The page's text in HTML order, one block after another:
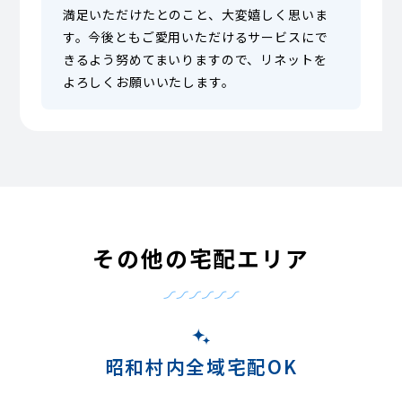
満足いただけたとのこと、大変嬉しく思いま
す。今後ともご愛用いただけるサービスにで
きるよう努めてまいりますので、リネットを
よろしくお願いいたします。
その他の宅配エリア
昭和村内全域宅配OK